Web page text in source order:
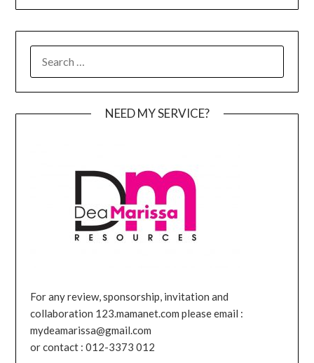
FOR:
NEED MY SERVICE?
For any review, sponsorship, invitation and
collaboration 123.mamanet.com please email :
mydeamarissa@gmail.com
or contact : 012-3373 012